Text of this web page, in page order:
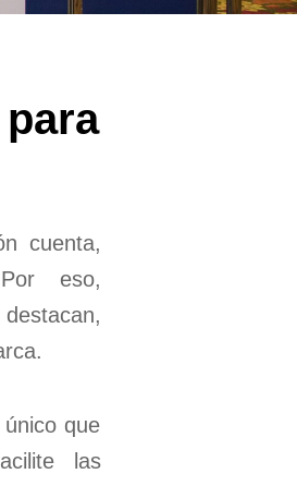
cuenta,
eso,
que
las